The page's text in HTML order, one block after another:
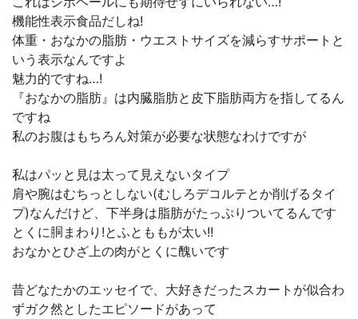
機能性表示食品だしね!
体重・おなかの脂肪・ウエストサイズを減らすサポートと
いう表示なんですよ
魅力的ですね…!
『おなかの脂肪』は内臓脂肪と皮下脂肪両方を指してるん
ですね
私のお腹はもちろん対策が必要な状態なわけですが
私はパッと見は太って見えないタイプ
肩や腕はむちっとしない(むしろデコルテとか削げるタイ
プ)なんだけど、下半身は脂肪がたっぷりついてるんです
とくに胴まわり!とふとももが太い!!
おなかとひざ上の肉がとくに醜いです
昔どなたかのエッセイで、大好きだったスカートが似合わ
ずガク然としたエピソードがあって